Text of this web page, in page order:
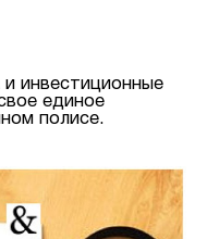
инвестиционные
единое
полисе.